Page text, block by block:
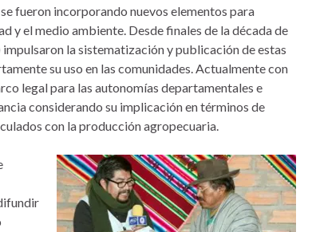
fueron incorporando nuevos elementos para
y el medio ambiente. Desde finales de la década de
la sistematización y publicación de estas
su uso en las comunidades. Actualmente con
legal para las autonomías departamentales e
considerando su implicación en términos de
con la producción agropecuaria.